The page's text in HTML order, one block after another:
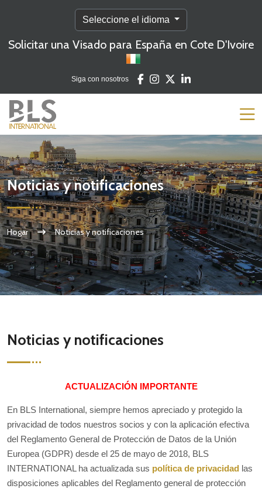
Seleccione el idioma
Solicitar una Visado para España en Cote D'Ivoire
Siga con nosotros
Noticias y notificaciones
Hogar Noticias y notificaciones
Noticias y notificaciones
ACTUALIZACIÓN IMPORTANTE
En BLS International, siempre hemos apreciado y protegido la
privacidad de todos nuestros socios y con la aplicación efectiva
del Reglamento General de Protección de Datos de la Unión
Europea (GDPR) desde el 25 de mayo de 2018, BLS
INTERNATIONAL ha actualizada sus política de privacidad las
disposiciones aplicables del Reglamento general de protección